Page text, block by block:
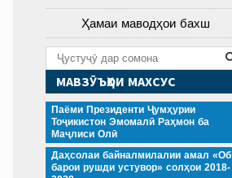
Ҳамаи маводҳои бахш
МАВЗӮЪҲОИ МАХСУС
Паёми Президенти Ҷумҳурии
Тоҷикистон Эмомалӣ Раҳмон ба
Маҷлиси Олӣ
Даҳсолаи байналмилалии амал «Об
барои рушди устувор» солҳои 2018-